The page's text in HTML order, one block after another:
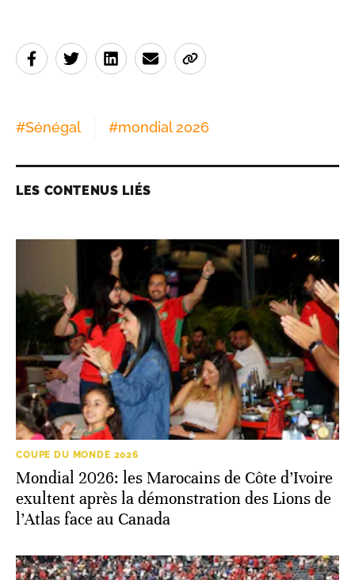
#Sénégal #mondial 2026
LES CONTENUS LIÉS
COUPE DU MONDE 2026
Mondial 2026: les Marocains de Côte d’Ivoire
exultent après la démonstration des Lions de
l’Atlas face au Canada